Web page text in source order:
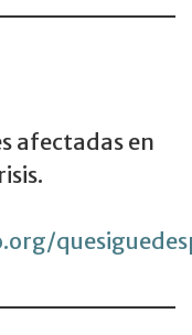
afectadas en